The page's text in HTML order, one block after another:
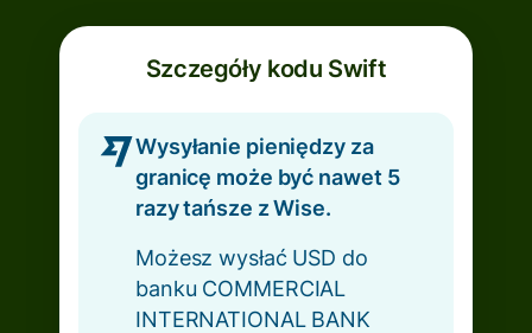
Szczegóły kodu Swift
Wysyłanie pieniędzy za
granicę może być nawet 5
razy tańsze z Wise.
Możesz wysłać USD do
banku COMMERCIAL
INTERNATIONAL BANK